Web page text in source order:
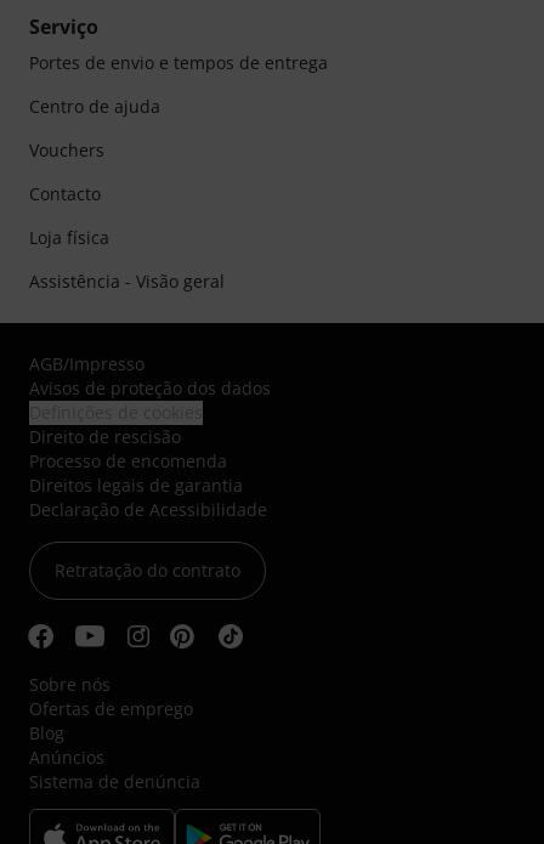
Serviço
Portes de envio e tempos de entrega
Centro de ajuda
Vouchers
Contacto
Loja física
Assistência - Visão geral
AGB/Impresso
Avisos de proteção dos dados
Direito de rescisão
Processo de encomenda
Direitos legais de garantia
Declaração de Acessibilidade
Retratação do contrato
Sobre nós
Ofertas de emprego
Blog
Anúncios
Sistema de denúncia